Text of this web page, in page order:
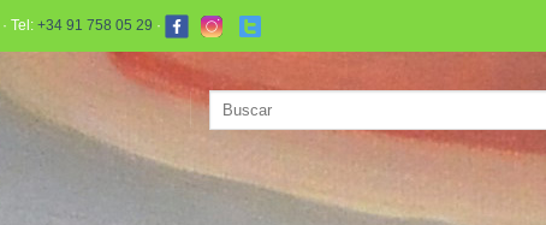
· Tel: +34 91 758 05 29 ·